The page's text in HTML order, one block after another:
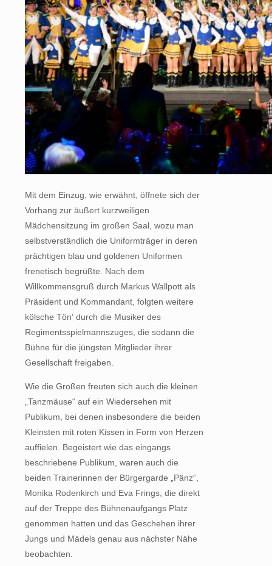
Mit dem Einzug, wie erwähnt, öffnete sich der
Vorhang zur äußert kurzweiligen
Mädchensitzung im großen Saal, wozu man
selbstverständlich die Uniformträger in deren
prächtigen blau und goldenen Uniformen
frenetisch begrüßte. Nach dem
Willkommensgruß durch Markus Wallpott als
Präsident und Kommandant, folgten weitere
kölsche Tön‘ durch die Musiker des
Regimentsspielmannszuges, die sodann die
Bühne für die jüngsten Mitglieder ihrer
Gesellschaft freigaben.
Wie die Großen freuten sich auch die kleinen
„Tanzmäuse“ auf ein Wiedersehen mit
Publikum, bei denen insbesondere die beiden
Kleinsten mit roten Kissen in Form von Herzen
auffielen. Begeistert wie das eingangs
beschriebene Publikum, waren auch die
beiden Trainerinnen der Bürgergarde „Pänz“,
Monika Rodenkirch und Eva Frings, die direkt
auf der Treppe des Bühnenaufgangs Platz
genommen hatten und das Geschehen ihrer
Jungs und Mädels genau aus nächster Nähe
beobachten.